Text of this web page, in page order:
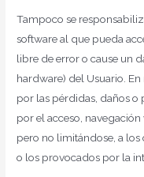
Tampoco se
software al que pueda
libre de error o cause un
hardware) del Usuario.
por las pérdidas, daños o
por el acceso,
pero no limitándose, a los
o los provocados por la